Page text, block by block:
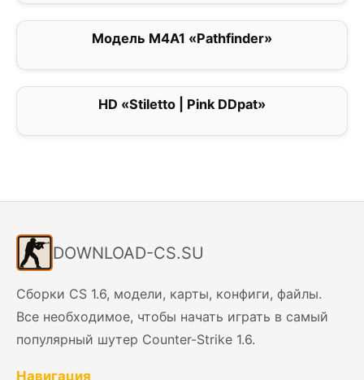
Модель M4A1 «Pathfinder»
HD «Stiletto | Pink DDpat»
DOWNLOAD-CS.SU
Сборки CS 1.6, модели, карты, конфиги, файлы.
Все необходимое, чтобы начать играть в самый
популярный шутер Counter-Strike 1.6.
Навигация